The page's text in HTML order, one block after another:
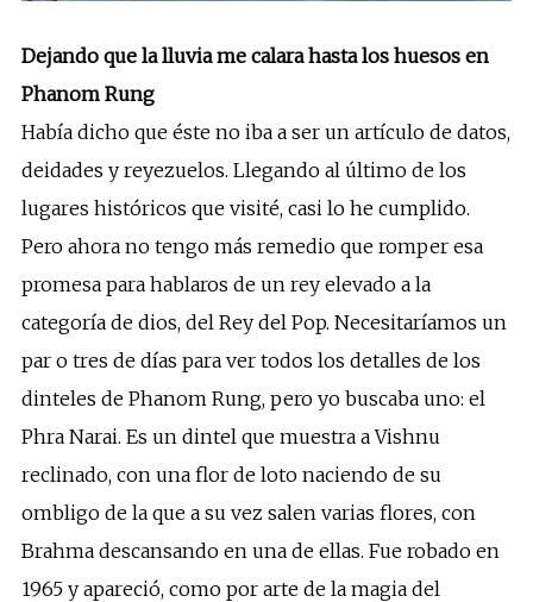
Dejando que la lluvia me calara hasta los huesos en
Phanom Rung
Había dicho que éste no iba a ser un artículo de datos,
deidades y reyezuelos. Llegando al último de los
lugares históricos que visité, casi lo he cumplido.
Pero ahora no tengo más remedio que romper esa
promesa para hablaros de un rey elevado a la
categoría de dios, del Rey del Pop. Necesitaríamos un
par o tres de días para ver todos los detalles de los
dinteles de Phanom Rung, pero yo buscaba uno: el
Phra Narai. Es un dintel que muestra a Vishnu
reclinado, con una flor de loto naciendo de su
ombligo de la que a su vez salen varias flores, con
Brahma descansando en una de ellas. Fue robado en
1965 y apareció, como por arte de la magia del